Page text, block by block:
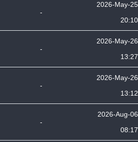
-
2026-May-25
20:10
-
2026-May-26
13:27
-
2026-May-26
13:12
-
2026-Aug-06
08:17